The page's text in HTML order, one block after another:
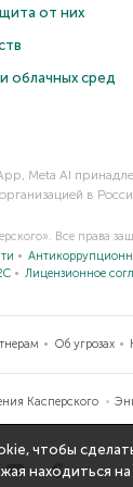
от них
облачных сред
Meta AI
в
Все права
Лицензионное
Об угрозах
Касперского
чтобы
находиться на